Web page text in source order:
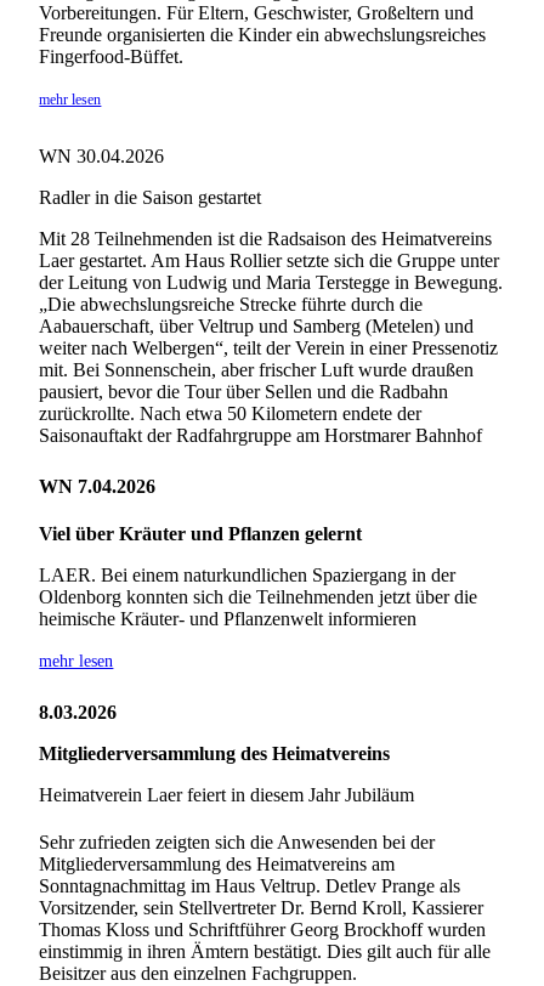
Vorbereitungen. Für Eltern, Geschwister, Großeltern und
Freunde organisierten die Kinder ein abwechslungsreiches
Fingerfood-Büffet.
mehr lesen
WN 30.04.2026
Radler in die Saison gestartet
Mit 28 Teilnehmenden ist die Radsaison des Heimatvereins
Laer gestartet. Am Haus Rollier setzte sich die Gruppe unter
der Leitung von Ludwig und Maria Terstegge in Bewegung.
„Die abwechslungsreiche Strecke führte durch die
Aabauerschaft, über Veltrup und Samberg (Metelen) und
weiter nach Welbergen“, teilt der Verein in einer Pressenotiz
mit. Bei Sonnenschein, aber frischer Luft wurde draußen
pausiert, bevor die Tour über Sellen und die Radbahn
zurückrollte. Nach etwa 50 Kilometern endete der
Saisonauftakt der Radfahrgruppe am Horstmarer Bahnhof
WN 7.04.2026
Viel über Kräuter und Pflanzen gelernt
LAER. Bei einem naturkundlichen Spaziergang in der
Oldenborg konnten sich die Teilnehmenden jetzt über die
heimische Kräuter- und Pflanzenwelt informieren
mehr lesen
8.03.2026
Mitgliederversammlung des Heimatvereins
Heimatverein Laer feiert in diesem Jahr Jubiläum
Sehr zufrieden zeigten sich die Anwesenden bei der
Mitgliederversammlung des Heimatvereins am
Sonntagnachmittag im Haus Veltrup. Detlev Prange als
Vorsitzender, sein Stellvertreter Dr. Bernd Kroll, Kassierer
Thomas Kloss und Schriftführer Georg Brockhoff wurden
einstimmig in ihren Ämtern bestätigt. Dies gilt auch für alle
Beisitzer aus den einzelnen Fachgruppen.